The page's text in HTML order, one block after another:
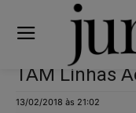
TAM Linhas
13/02/2018 às 21:02